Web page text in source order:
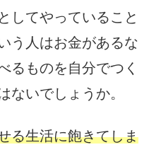
してやっていること
う人はお金があるな
るものを自分でつく
ないでしょうか。
る生活に飽きてしま